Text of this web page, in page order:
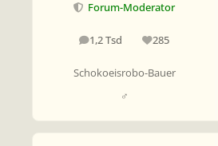
Forum-Moderator
1,2 Tsd
Beiträge 285
Reputation
Schokoeisrobo-Bauer
♂